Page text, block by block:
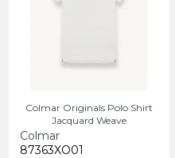
Colmar Originals Polo Shirt
Jacquard Weave
Colmar
87363XO01